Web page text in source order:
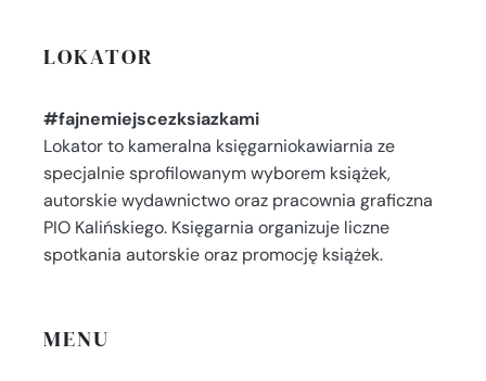
LOKATOR
#fajnemiejscezksiazkami
Lokator to kameralna księgarniokawiarnia ze
specjalnie sprofilowanym wyborem książek,
autorskie wydawnictwo oraz pracownia graficzna
PIO Kalińskiego. Księgarnia organizuje liczne
spotkania autorskie oraz promocję książek.
MENU